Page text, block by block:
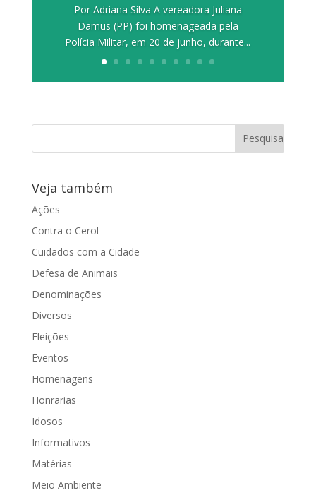
Por Adriana Silva A vereadora Juliana
Damus (PP) foi homenageada pela
Polícia Militar, em 20 de junho, durante...
Veja também
Ações
Contra o Cerol
Cuidados com a Cidade
Defesa de Animais
Denominações
Diversos
Eleições
Eventos
Homenagens
Honrarias
Idosos
Informativos
Matérias
Meio Ambiente